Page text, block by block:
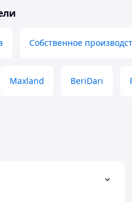
Собственное
Maxland BeriDari